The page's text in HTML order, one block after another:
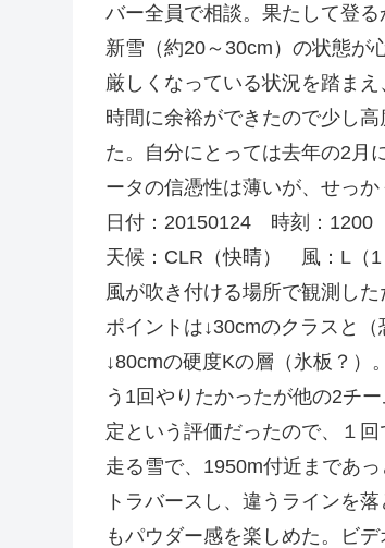
バー全員で相談。果たして登
新雪（約20～30cm）の状態が
厳しくなっている状況を踏ま
時間に余裕ができたので少し
た。自分にとっては去年の2月
ータの信憑性は薄いが、せっ
日付：20150124 時刻：
天候：CLR（快晴） 風：L（
風が吹き付ける場所で観測し
ポイントは↓30cmのクラスと
↓80cmの硬度Kの層（氷板？
う1回やりたかったが他の2チ
定という評価だったので、１
走る雪で、1950m付近まであ
トラバースし、違うラインを
もパウダー感を楽しめた。ビ